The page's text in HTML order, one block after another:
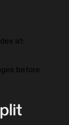
at:
before